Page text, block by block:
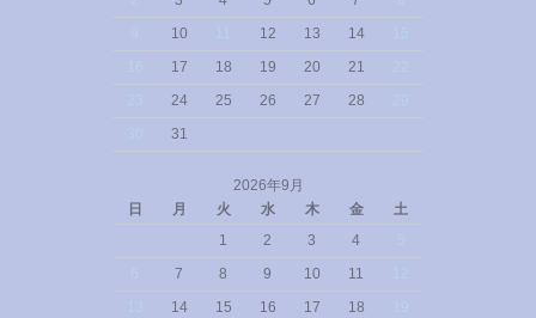
10 12 13 14
17 18 19 20 21
24 25 26 27 28
31
2026年9月
日
月 火 水 木 金
土
1
2 3 4
7 8 9 10 11
14 15 16 17 18